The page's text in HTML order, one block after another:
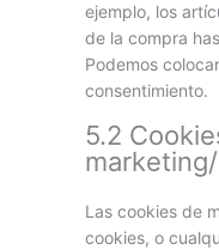
ejemplo, los
de la compra
Podemos
consentimiento.
5.2
Las cookies de
cookies, o